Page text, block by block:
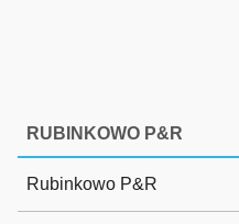
RUBINKOWO P&R
Rubinkowo P&R